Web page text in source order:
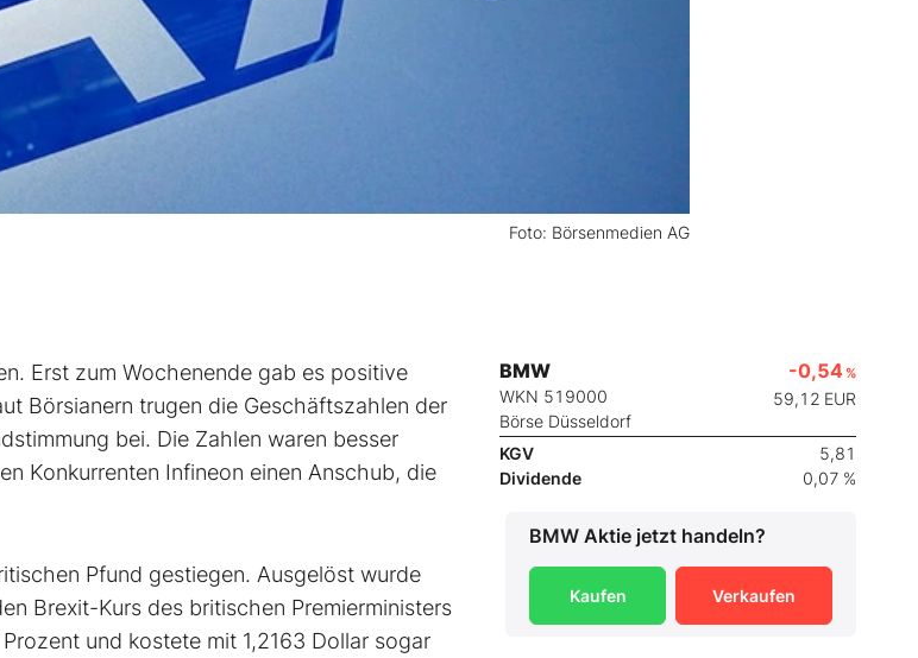
Foto: Börsenmedien AG
Erst zum Wochenende gab es positive
Börsianern trugen die Geschäftszahlen der
bei. Die Zahlen waren besser
Konkurrenten Infineon einen Anschub, die
Pfund gestiegen. Ausgelöst wurde
Brexit-Kurs des britischen Premierministers
und kostete mit 1,2163 Dollar sogar
BMW
WKN 519000
Börse Düsseldorf
-0,54 %
59,12 EUR
KGV
5,81
Dividende
0,07 %
BMW Aktie jetzt handeln?
Kaufen Verkaufen